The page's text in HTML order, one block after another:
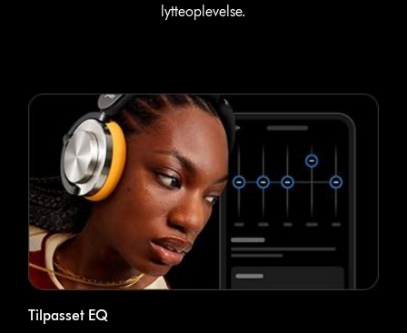
lytteoplevelse.
Tilpasset EQ